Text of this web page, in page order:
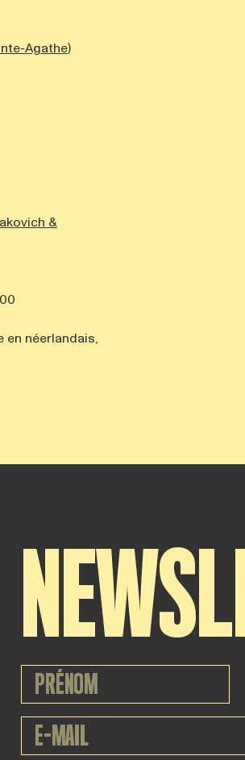
Agathe)
&
en néerlandais,